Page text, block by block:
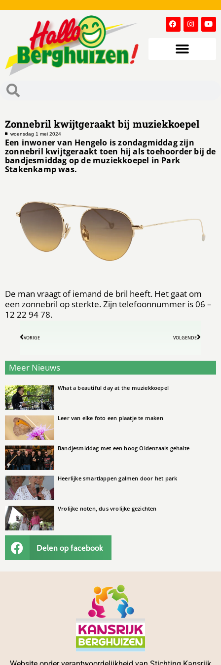
Zonnebril kwijtgeraakt bij muziekkoepel
woensdag 1 mei 2024
Een inwoner van Hengelo is zondagmiddag zijn
zonnebril kwijtgeraakt toen hij als toehoorder bij de
bandjesmiddag op de muziekkoepel in Park
Stakenkamp was.
De man vraagt of iemand de bril heeft. Het gaat om
een zonnebril op sterkte. Zijn telefoonnummer is 06 –
12 22 94 78.
VORIGE VOLGENDE
Meer Nieuws
What a beautiful day at the muziekkoepel
Leer van elke foto een plaatje te maken
Bandjesmiddag met een hoog Oldenzaals gehalte
Heerlijke smartlappen galmen door het park
Vrolijke noten, dus vrolijke gezichten
Delen op facebook